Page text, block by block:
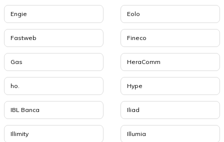
Engie Eolo
Fastweb Fineco
Gas HeraComm
ho. Hype
IBL Banca Iliad
Illimity Illumia